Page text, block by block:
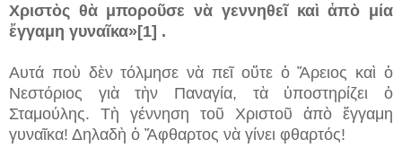
Χριστὸς θὰ μποροῦσε νὰ γεννηθεῖ καὶ ἀπὸ μία
ἔγγαμη γυναῖκα»[1] .
Αυτά ποὺ δὲν τόλμησε νὰ πεῖ οὔτε ὁ Ἄρειος καὶ ὁ
Νεστόριος γιὰ τὴν Παναγία, τὰ ὑποστηρίζει ὁ
Σταμούλης. Τὴ γέννηση τοῦ Χριστοῦ ἀπὸ ἔγγαμη
γυναῖκα! Δηλαδὴ ὁ Ἄφθαρτος νὰ γίνει φθαρτός!